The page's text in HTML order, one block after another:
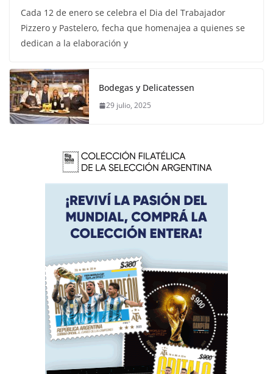
Cada 12 de enero se celebra el Dia del Trabajador
Pizzero y Pastelero, fecha que homenajea a quienes se
dedican a la elaboración y
Bodegas y Delicatessen
29 julio, 2025